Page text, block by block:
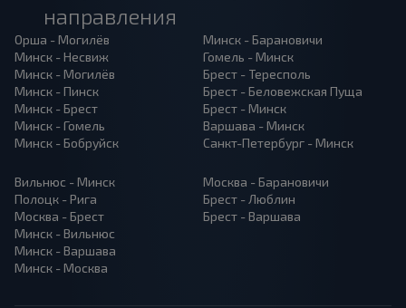
направления
Орша - Могилёв
Минск - Несвиж
Минск - Могилёв
Минск - Пинск
Минск - Брест
Минск - Гомель
Минск - Бобруйск
Минск - Барановичи
Гомель - Минск
Брест - Тересполь
Брест - Беловежская Пуща
Брест - Минск
Варшава - Минск
Санкт-Петербург - Минск
Вильнюс - Минск
Полоцк - Рига
Москва - Брест
Минск - Вильнюс
Минск - Варшава
Минск - Москва
Москва - Барановичи
Брест - Люблин
Брест - Варшава